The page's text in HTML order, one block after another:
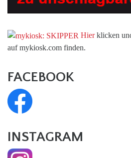
Hierklicken
auf mykiosk.com finden.
FACEBOOK
INSTAGRAM